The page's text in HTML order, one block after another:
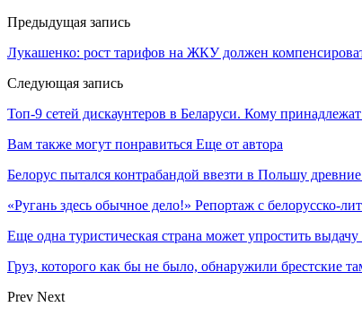
Предыдущая запись
Лукашенко: рост тарифов на ЖКУ должен
Следующая запись
Топ-9 сетей дискаунтеров в Беларуси. Кому
Вам также могут понравиться Еще от автора
Белорус пытался контрабандой ввезти в Польшу
«Ругань здесь обычное дело!» Репортаж с белорусско-
Еще одна туристическая страна может упростить выдачу
Груз, которого как бы не было, обнаружили брестские
Prev Next